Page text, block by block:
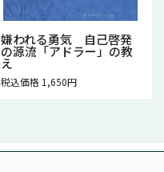
嫌われる勇気 自己啓発
の源流「アドラー」の教
え
税込価格 1,650円